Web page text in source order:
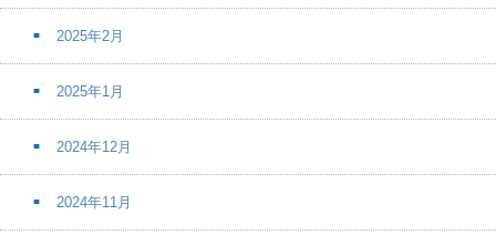
2025年2月
2025年1月
2024年12月
2024年11月